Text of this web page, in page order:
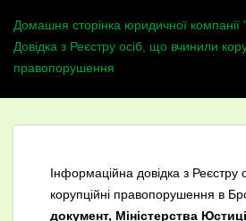
Домашня сторінка юридичної
Довідка з Реєстру осіб, що вчинили
правопорушення
Інформаційна довідка з Реєстру
корупційні правопорушення в
документ, Міністерства